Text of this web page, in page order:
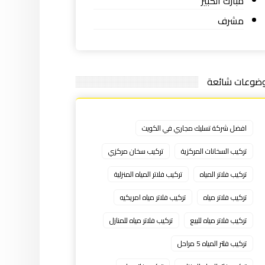
مشرف
شائعة
افضل شركة تسليك مجاري في الكويت
تركيب السخانات المركزية
تركيب سخان مركزي
تركيب فلاتر المياه
تركيب فلاتر المياه المنزلية
تركيب فلاتر مياه
تركيب فلاتر مياه امريكيه
تركيب فلاتر مياه للبيع
تركيب فلاتر مياه للمنازل
تركيب فلتر المياه 5 مراحل